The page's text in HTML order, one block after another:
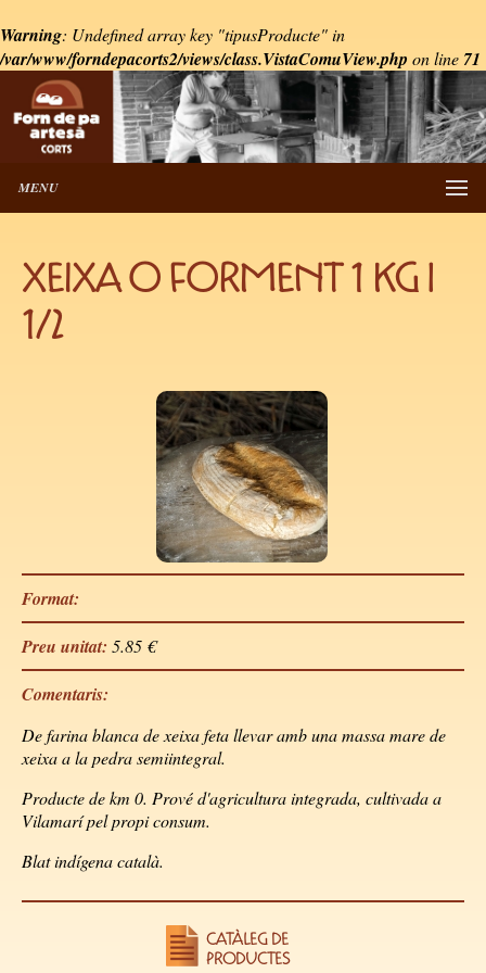
Warning: Undefined array key "tipusProducte" in
/var/www/forndepacorts2/views/class.VistaComuView.php on line 71
MENU
CATÀLEG DE
PRODUCTES
XEIXA O FORMENT 1 KG i
1/2
Format:
Preu unitat: 5.85 €
Comentaris:
De farina blanca de xeixa feta llevar amb una massa mare de
xeixa a la pedra semiintegral.
Producte de km 0. Prové d'agricultura integrada, cultivada a
Vilamarí pel propi consum.
Blat indígena català.